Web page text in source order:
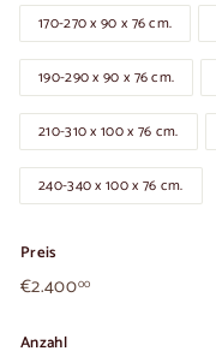
170-270 x 90 x 76 cm.
190-290 x 90 x 76 cm.
210-310 x 100 x 76 cm.
240-340 x 100 x 76 cm.
Preis
Üblicher
Preis
€2.40000€2.400,00
Anzahl